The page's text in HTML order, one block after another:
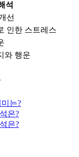
석
선
인한 스트레스
와 행운
는?
은?
은?